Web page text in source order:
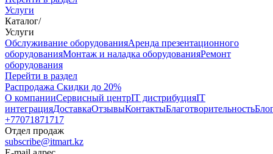
Услуги
Каталог/
Услуги
Oбслуживание оборудованияАренда презентационного
оборудованияМонтаж и наладка оборудованияРемонт
оборудования
Перейти в раздел
Распродажа Скидки до 20%
О компанииСервисный центрIT дистрибуцияIT
интеграцияДоставкаОтзывыКонтактыБлаготворительность
+77071871717
Отдел продаж
subscribe@itmart.kz